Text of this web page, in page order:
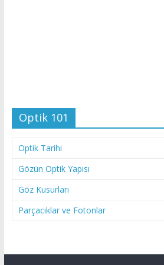
Optik 101
Optik Tarihi
Gözün Optik Yapısı
Göz Kusurları
Parçacıklar ve Fotonlar